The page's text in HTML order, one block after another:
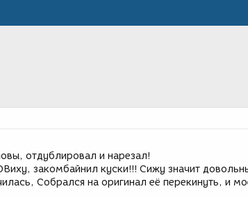
отдублировал и нарезал!
закомбайнил куски!!! Сижу значит
Собрался на оригинал её перекинуть, и